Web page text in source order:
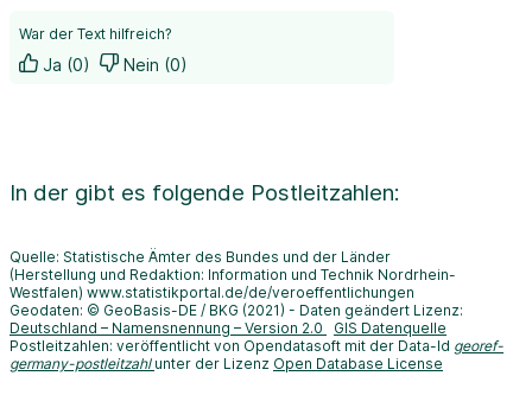
War der Text hilfreich?
Ja (0) Nein (0)
In der gibt es folgende Postleitzahlen:
Quelle: Statistische Ämter des Bundes und der Länder
(Herstellung und Redaktion: Information und Technik Nordrhein-
Westfalen) www.statistikportal.de/de/veroeffentlichungen
Geodaten: © GeoBasis-DE / BKG (2021) - Daten geändert Lizenz:
Deutschland – Namensnennung – Version 2.0
GIS Datenquelle
Postleitzahlen: veröffentlicht von Opendatasoft mit der Data-Id georef-
germany-postleitzahl unter der Lizenz Open Database License